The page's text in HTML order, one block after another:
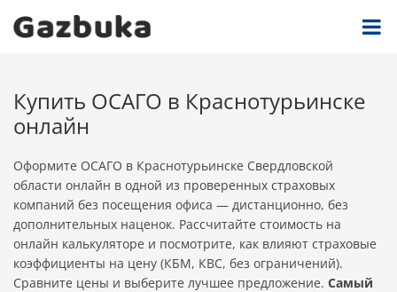
Купить ОСАГО в Краснотурьинске
онлайн
Оформите ОСАГО в Краснотурьинске Свердловской
области онлайн в одной из проверенных страховых
компаний без посещения офиса — дистанционно, без
дополнительных наценок. Рассчитайте стоимость на
онлайн калькуляторе и посмотрите, как влияют страховые
коэффициенты на цену (КБМ, КВС, без ограничений).
Сравните цены и выберите лучшее предложение. Самый